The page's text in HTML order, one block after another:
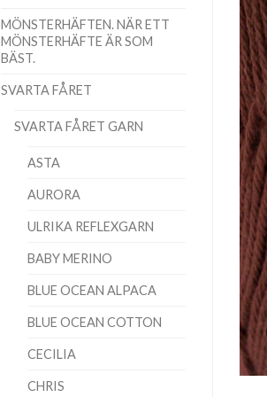
MÖNSTERHÄFTEN. NÄR ETT
MÖNSTERHÄFTE ÄR SOM
BÄST.
SVARTA FÅRET
SVARTA FÅRET GARN
ASTA
AURORA
ULRIKA REFLEXGARN
BABY MERINO
BLUE OCEAN ALPACA
BLUE OCEAN COTTON
CECILIA
CHRIS